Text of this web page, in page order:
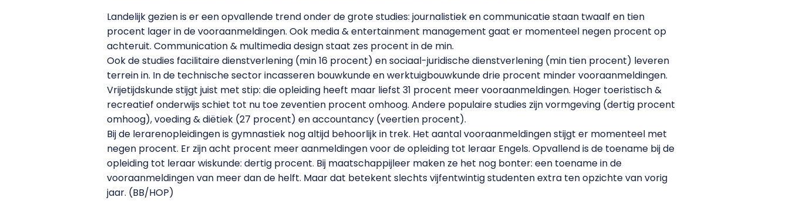
Landelijk gezien is er een opvallende trend onder de grote studies: journalistiek en communicatie staan twaalf en tien
procent lager in de vooraanmeldingen. Ook media & entertainment management gaat er momenteel negen procent op
achteruit. Communication & multimedia design staat zes procent in de min.
Ook de studies facilitaire dienstverlening (min 16 procent) en sociaal-juridische dienstverlening (min tien procent) leveren
terrein in. In de technische sector incasseren bouwkunde en werktuigbouwkunde drie procent minder vooraanmeldingen.
Vrijetijdskunde stijgt juist met stip: die opleiding heeft maar liefst 31 procent meer vooraanmeldingen. Hoger toeristisch &
recreatief onderwijs schiet tot nu toe zeventien procent omhoog. Andere populaire studies zijn vormgeving (dertig procent
omhoog), voeding & diëtiek (27 procent) en accountancy (veertien procent).
Bij de lerarenopleidingen is gymnastiek nog altijd behoorlijk in trek. Het aantal vooraanmeldingen stijgt er momenteel met
negen procent. Er zijn acht procent meer aanmeldingen voor de opleiding tot leraar Engels. Opvallend is de toename bij de
opleiding tot leraar wiskunde: dertig procent. Bij maatschappijleer maken ze het nog bonter: een toename in de
vooraanmeldingen van meer dan de helft. Maar dat betekent slechts vijfentwintig studenten extra ten opzichte van vorig
jaar. (BB/HOP)